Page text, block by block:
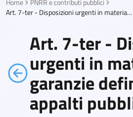
Home
PNRR e contributi pubblici
Art. 7-ter - Disposizioni urgenti in materia di garanzie definitive negli appalti pubblici
Art. 7-ter -
urgenti in
garanzie
appalti